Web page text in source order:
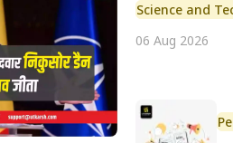
Science and
06 Aug 2026